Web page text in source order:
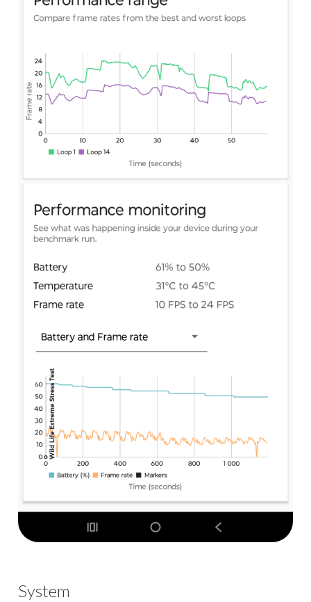
System